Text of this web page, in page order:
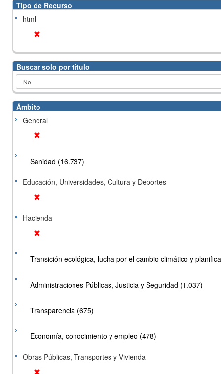
Tipo de Recurso
html
Buscar solo por título
Ámbito
General
Sanidad (16.737)
Educación, Universidades, Cultura y Deportes
Hacienda
Transición ecológica, lucha por el cambio climático y
Administraciones Públicas, Justicia y Seguridad (1.037)
Transparencia (675)
Economía, conocimiento y empleo (478)
Obras Públicas, Transportes y Vivienda